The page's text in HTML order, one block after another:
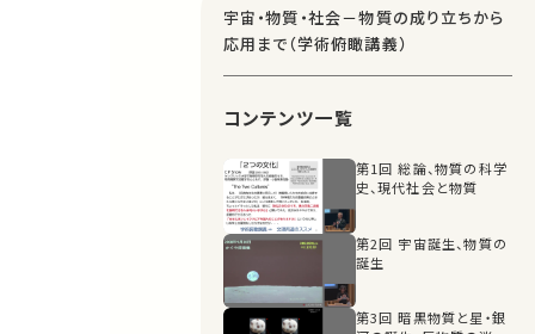
宇宙・物質・社会－物質の成り立ちから
応用まで（学術俯瞰講義）
コンテンツ一覧
第1回 総論、物質の科学
史、現代社会と物質
第2回 宇宙誕生、物質の
誕生
第3回 暗黒物質と星・銀